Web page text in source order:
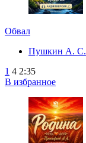
Обвал
Пушкин А. С.
1 4 2:35
В избранное